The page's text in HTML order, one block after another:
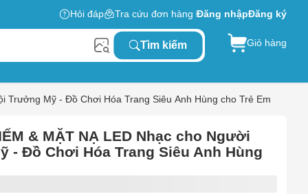
Hỏi đáp Tra cứu đơn hàng Đăng nhậpĐăng ký
Tìm kiếm Giỏ hàng
Trưởng Mỹ - Đồ Chơi Hóa Trang Siêu Anh Hùng cho Trẻ Em
& MẶT NẠ LED Nhạc cho Người
- Đồ Chơi Hóa Trang Siêu Anh Hùng